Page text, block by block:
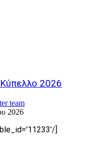
2026
team
2026
]